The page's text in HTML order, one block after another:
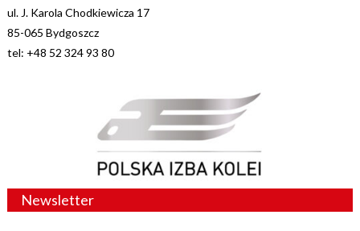
ul. J. Karola Chodkiewicza 17
85-065 Bydgoszcz
tel: +48 52 324 93 80
Newsletter